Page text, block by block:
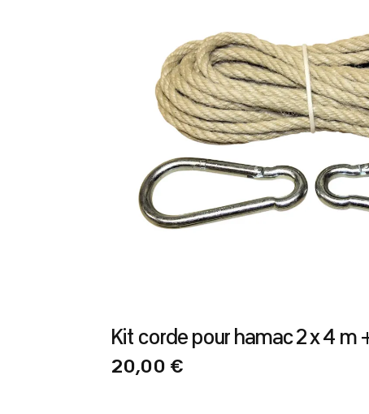
Kit corde pour hamac 2 x 4 m
20,00 €